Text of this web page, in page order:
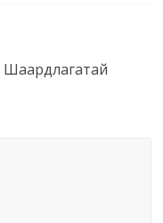
Шаардлагатай